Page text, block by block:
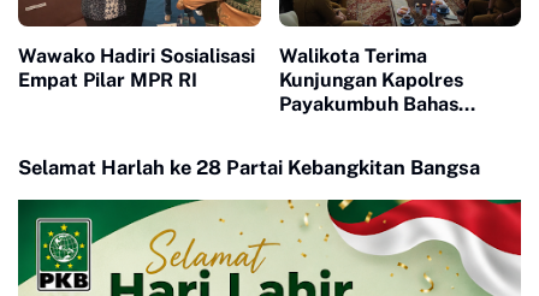
Wawako Hadiri Sosialisasi
Empat Pilar MPR RI
Walikota Terima
Kunjungan Kapolres
Payakumbuh Bahas
Selamat Harlah ke 28 Partai Kebangkitan Bangsa